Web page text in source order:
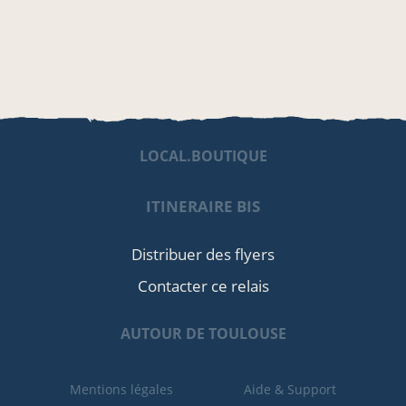
LOCAL.BOUTIQUE
ITINERAIRE BIS
Distribuer des flyers
Contacter ce relais
AUTOUR DE TOULOUSE
Mentions légales Aide & Support